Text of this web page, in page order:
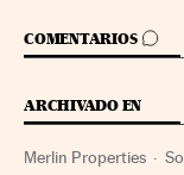
COMENTARIOS
IR A LOS
ARCHIVADO EN
Merlin Properties